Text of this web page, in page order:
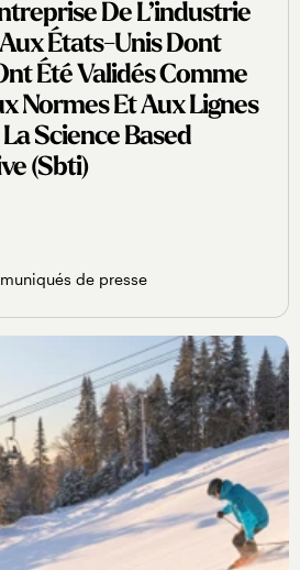
De L’industrie
États-Unis Dont
Été Validés Comme
Normes Et Aux Lignes
Science Based
(sbti)
de presse